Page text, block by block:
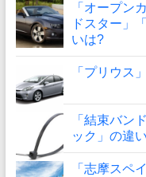
「オープン
ドスター」
いは?
「プリウス
「結束バン
ック」の違
「志摩スペ